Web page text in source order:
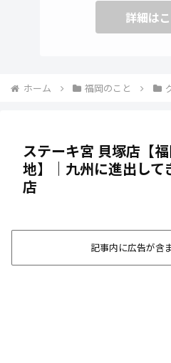
詳細は
ホーム 福岡のこと
ステーキ宮 貝塚店【
地】｜九州に進出し
店
記事内に広告が含